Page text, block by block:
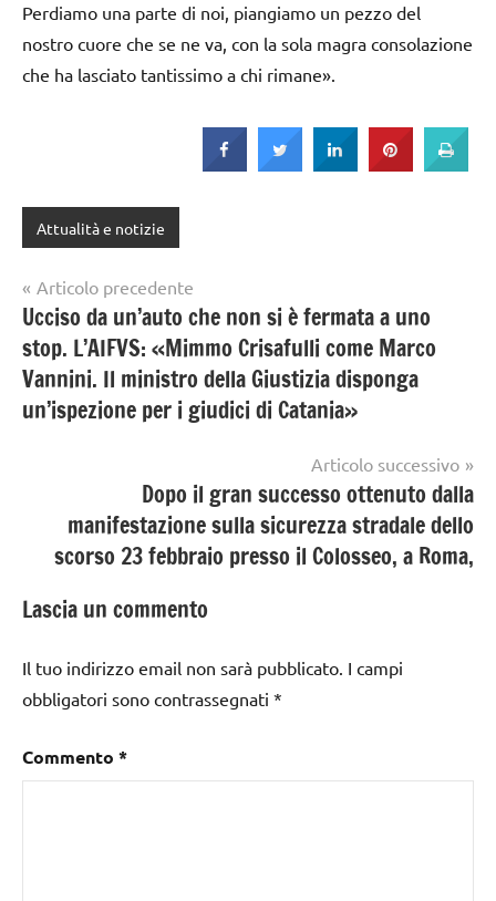
Perdiamo una parte di noi, piangiamo un pezzo del
nostro cuore che se ne va, con la sola magra consolazione
che ha lasciato tantissimo a chi rimane».
Attualità e notizie
Navigazione
articoli
Articolo precedente
Ucciso da un’auto che non si è fermata a uno
stop. L’AIFVS: «Mimmo Crisafulli come Marco
Vannini. Il ministro della Giustizia disponga
un’ispezione per i giudici di Catania»
Articolo successivo
Dopo il gran successo ottenuto dalla
manifestazione sulla sicurezza stradale dello
scorso 23 febbraio presso il Colosseo, a Roma,
Lascia un commento
Il tuo indirizzo email non sarà pubblicato. I campi
obbligatori sono contrassegnati *
Commento *